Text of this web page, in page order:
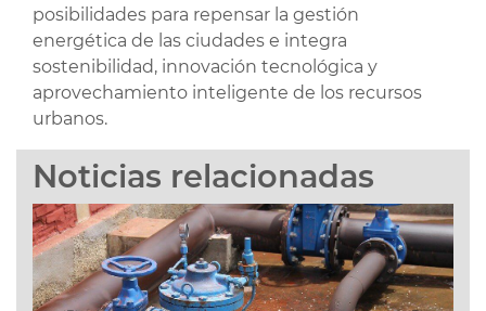
posibilidades para repensar la gestión
energética de las ciudades e integra
sostenibilidad, innovación tecnológica y
aprovechamiento inteligente de los recursos
urbanos.
Noticias relacionadas